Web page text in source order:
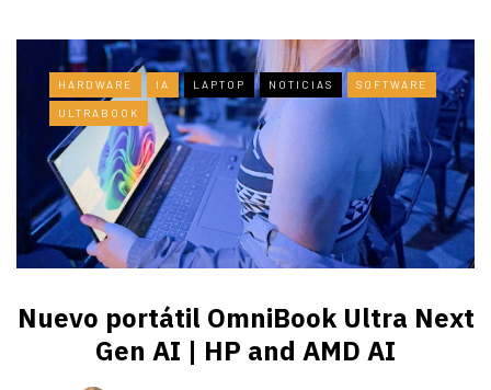
HARDWARE IA LAPTOP NOTICIAS SOFTWARE
ULTRABOOK
Nuevo portátil OmniBook Ultra ​Next
Gen AI | HP and AMD AI